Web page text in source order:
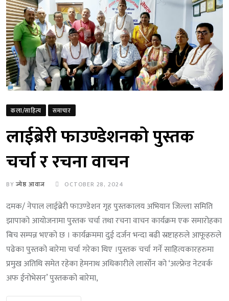
कला/साहित्य समाचार
लाईब्रेरी फाउण्डेशनको पुस्तक
चर्चा र रचना वाचन
BYज्येष्ठ आवाज OCTOBER 28, 2024
दमक/ नेपाल लाईब्रेरी फाउण्डेशन गृह पुस्तकालय अभियान जिल्ला समिति
झापाको आयोजनामा पुस्तक चर्चा तथा रचना वाचन कार्यक्रम एक समारोहका
बिच सम्पन्न भएको छ । कार्यक्रममा दुई दर्जन भन्दा बढी स्रष्टाहरुले आफूहरुले
पढेका पुस्तको बारेमा चर्चा गरेका थिए ।पुस्तक चर्चा गर्ने साहित्यकारहरुमा
प्रमुख अतिथि समेत रहेका हेमनाथ अधिकारीले लार्सोन को ‘अल्फ्रेड नेटवर्क
अफ ईनोभेसन’ पुस्तकको बारेमा,